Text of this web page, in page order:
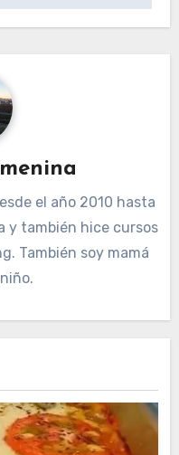
el año 2010 hasta
y también hice cursos
También soy mamá